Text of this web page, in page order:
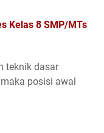
Kelas 8 SMP/MTs
teknik dasar
posisi awal